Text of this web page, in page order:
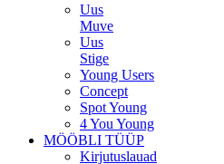
Uus
Muve
Uus
Stige
Young Users
Concept
Spot Young
4 You Young
MÖÖBLI TÜÜP
Kirjutuslauad